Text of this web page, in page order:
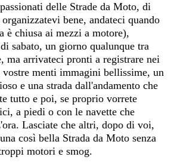
delle Strade da Moto, di
bene, andateci quando
è chiusa ai mezzi a motore),
sabato, un giorno qualunque tra
ma arrivateci pronti a registrare nei
menti immagini bellissime, un
e una strada dall'andamento che
tutto e poi, se proprio vorrete
a piedi o con le navette che
Lasciate che altri, dopo di voi,
così bella Strada da Moto senza
motori e smog.